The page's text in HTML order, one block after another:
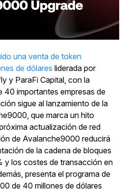
una venta de token
de dólares liderada por
y ParaFi Capital, con la
40 importantes empresas de
sigue al lanzamiento de la
que marca un hito
actualización de red
de Avalanche9000 reducirá
de la cadena de bloques
y los costes de transacción en
presenta el programa de
de 40 millones de dólares